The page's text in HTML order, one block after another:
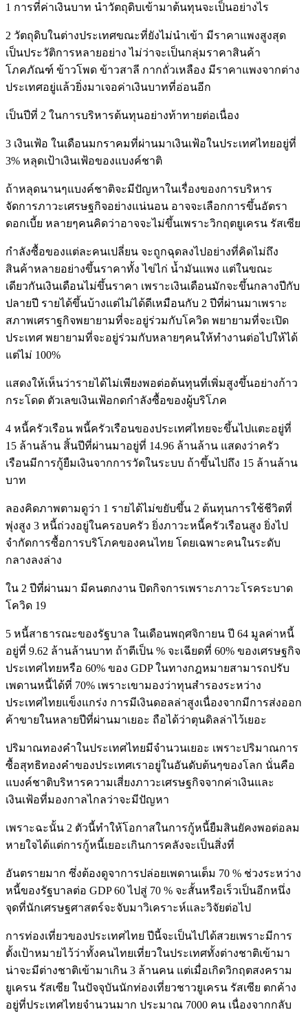
1 การที่ค่าเงินบาท นำวัตถุดิบเข้ามาต้นทุนจะเป็นอย่างไร
2 วัตถุดิบในต่างประเทศขณะที่ยังไม่นำเข้า มีราคาแพงสูงสุด
เป็นประวัติการหลายอย่าง ไม่ว่าจะเป็นกลุ่มราคาสินค้า
โภคภัณฑ์ ข้าวโพด ข้าวสาลี กากถั่วเหลือง มีราคาแพงจากต่าง
ประเทศอยู่แล้วยิ่งมาเจอค่าเงินบาทที่อ่อนอีก
เป็นปีที่ 2 ในการบริหารต้นทุนอย่างท้าทายต่อเนื่อง
3 เงินเฟ้อ ในเดือนมกราคมที่ผ่านมาเงินเฟ้อในประเทศไทยอยู่ที่
3% หลุดเป้าเงินเฟ้อของแบงค์ชาติ
ถ้าหลุดนานๆแบงค์ชาติจะมีปัญหาในเรื่องของการบริหาร
จัดการภาวะเศรษฐกิจอย่างแน่นอน อาจจะเลือกการขึ้นอัตรา
ดอกเบี้ย หลายๆคนคิดว่าอาจจะไม่ขึ้นเพราะวิกฤตยูเครน รัสเซีย
กำลังซื้อของแต่ละคนเปลี่ยน จะถูกฉุดลงไปอย่างที่คิดไม่ถึง
สินค้าหลายอย่างขึ้นราคาทั้ง ไข่ไก่ น้ำมันแพง แต่ในขณะ
เดียวกันเงินเดือนไม่ขึ้นราคา เพราะเงินเดือนมักจะขึ้นกลางปีกับ
ปลายปี รายได้ขึ้นบ้างแต่ไม่ได้ดีเหมือนกับ 2 ปีที่ผ่านมาเพราะ
สภาพเศราฐกิจพยายามที่จะอยู่ร่วมกับโควิด พยายามที่จะเปิด
ประเทศ พยายามที่จะอยู่ร่วมกับหลายๆคนให้ทำงานต่อไปให้ได้
แต่ไม่ 100%
แสดงให้เห็นว่ารายได้ไม่เพียงพอต่อต้นทุนที่เพิ่มสูงขึ้นอย่างก้าว
กระโดด ตัวเลขเงินเฟ้อกดกำลังซื้อของผู้บริโภค
4 หนี้ครัวเรือน พนี้ครัวเรือนของประเทศไทยจะขึ้นไปแตะอยู่ที่
15 ล้านล้าน สิ้นปีที่ผ่านมาอยู่ที่ 14.96 ล้านล้าน แสดงว่าครัว
เรือนมีการกู้ยืมเงินจากการวัดในระบบ ถ้าขึ้นไปถึง 15 ล้านล้าน
บาท
ลองคิดภาพตามดูว่า 1 รายได้ไม่ขยับขึ้น 2 ต้นทุนการใช้ชีวิตที่
พุ่งสูง 3 หนี้ถ่วงอยู่ในครอบครัว ยิ่งภาวะหนี้ครัวเรือนสูง ยิ่งไป
จำกัดการซื้อการบริโภคของคนไทย โดยเฉพาะคนในระดับ
กลางลงล่าง
ใน 2 ปีที่ผ่านมา มีคนตกงาน ปิดกิจการเพราะภาวะโรคระบาด
โควิด 19
5 หนี้สาธารณะของรัฐบาล ในเดือนพฤศจิกายน ปี 64 มูลค่าหนี้
อยู่ที่ 9.62 ล้านล้านบาท ถ้าตีเป็น % จะเฉียดที่ 60% ของเศรษฐกิจ
ประเทศไทยหรือ 60% ของ GDP ในทางกฎหมายสามารถปรับ
เพดานหนี้ได้ที่ 70% เพราะเขามองว่าทุนสำรองระหว่าง
ประเทศไทยแข็งแกร่ง การมีเงินดอลล่าสูงเนื่องจากมีการส่งออก
ค้าขายในหลายปีที่ผ่านมาเยอะ ถือได้ว่าตุนดิลล่าไว้เยอะ
ปริมาณทองคำในประเทศไทยมีจำนวนเยอะ เพราะปริมาณการ
ซื้อสุทธิทองคำของประเทศเราอยู่ในอันดับต้นๆของโลก นั่นคือ
แบงค์ชาติบริหารความเสี่ยงภาวะเศรษฐกิจจากค่าเงินและ
เงินเฟ้อที่มองกาลไกลว่าจะมีปัญหา
เพราะฉะนั้น 2 ตัวนี้ทำให้โอกาสในการกู้หนี้ยืมสินยัคงพอต่อลม
หายใจได้แต่การกู้หนี้เยอะเกินการคลังจะเป็นสิ่งที่
อันตรายมาก ซึ่งต้องดูจาการปล่อยเพดานเต็ม 70 % ช่วงระหว่าง
หนี้ของรัฐบาลต่อ GDP 60 ไปสู่ 70 % จะสั้นหรือเร็วเป็นอีกหนึ่ง
จุดที่นักเศรษฐศาสตร์จะจับมาวิเคราะห์และวิจัยต่อไป
การท่องเที่ยวของประเทศไทย ปีนี้จะเป็นไปได้สวยเพราะมีการ
ตั้งเป้าหมายไว้ว่าทั้งคนไทยเที่ยวในประเทศทั้งต่างชาติเข้ามา
น่าจะมีต่างชาติเข้ามาเกิน 3 ล้านคน แต่เมื่อเกิดวิกฤตสงคราม
ยูเครน รัสเซีย ในปัจจุบันนักท่องเที่ยวชาวยูเครน รัสเซีย ตกค้าง
อยู่ที่ประเทศไทยจำนวนมาก ประมาณ 7000 คน เนื่องจากกลับ